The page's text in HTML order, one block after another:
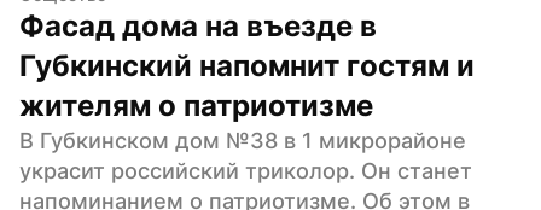
Фасад дома на въезде в
Губкинский напомнит гостям и
жителям о патриотизме
В Губкинском дом №38 в 1 микрорайоне
украсит российский триколор. Он станет
напоминанием о патриотизме. Об этом в